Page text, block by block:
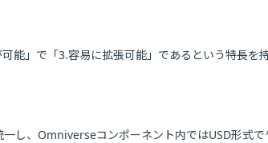
」で「3.容易に拡張可能」であるという特長を持
し、Omniverseコンポーネント内ではUSD形式で